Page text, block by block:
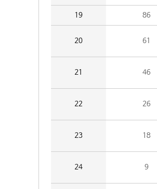
19 86
20 61
21 46
22 26
23 18
24 9